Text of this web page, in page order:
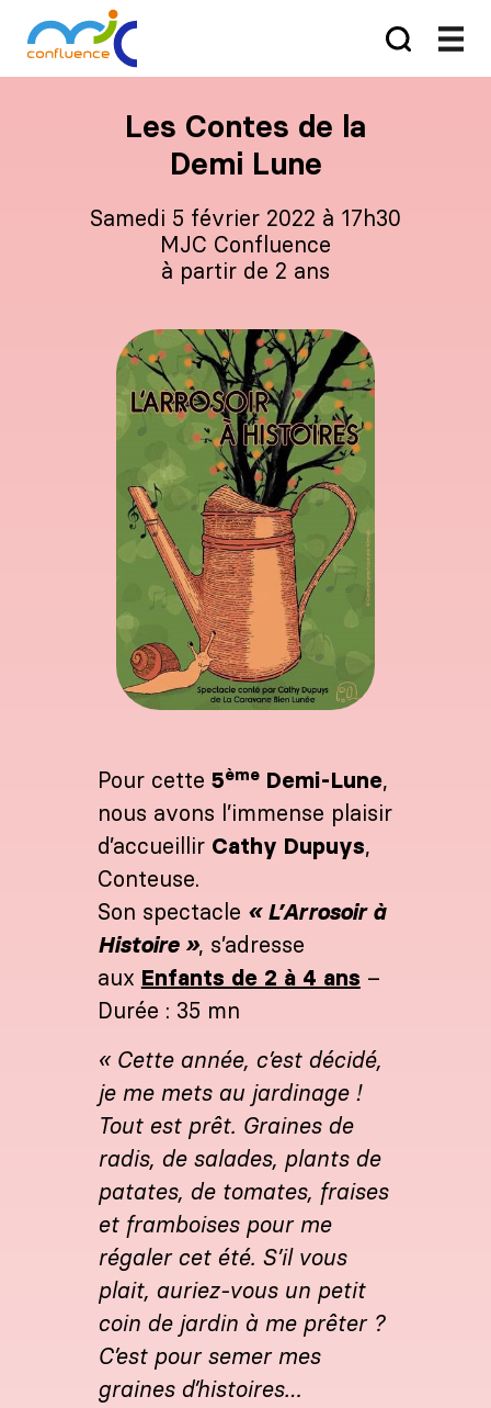
Les Contes de la
Demi Lune
samedi 5 février 2022 à 17h30
MJC Confluence
à partir de 2 ans
Pour cette 5èmeDemi-Lune,
nous avons l’immense plaisir
d’accueillir Cathy Dupuys,
Conteuse.
Son spectacle « L’Arrosoir à
Histoire », s’adresse
aux Enfants de 2 à 4 ans –
Durée : 35 mn
« Cette année, c’est décidé,
je me mets au jardinage !
Tout est prêt. Graines de
radis, de salades, plants de
patates, de tomates, fraises
et framboises pour me
régaler cet été. S’il vous
plait, auriez-vous un petit
coin de jardin à me prêter ?
C’est pour semer mes
graines d’histoires…